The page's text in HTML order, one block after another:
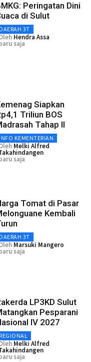
Peringatan Dini
di Sulut
DAERAH 3T
Hendra Assa
saja
Siapkan
Triliun BOS
Tahap II
INFO KEMENTERIAN
Melki Alfred
saja
Tomat di Pasar
Kembali
DAERAH 3T
Marsuki Mangero
saja
LP3KD Sulut
Pesparani
IV 2027
REGIONAL
Melki Alfred
saja